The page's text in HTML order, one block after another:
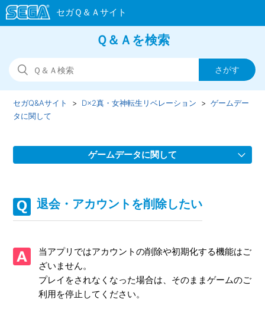
Ｑ＆Ａを検索
セガQ&Aサイト D×2真・女神転生リベレーション
ゲームデー
タに関して
ゲームデータに関して
【重要】データ引き継ぎ設定のお願い
端末が壊れた/誤って初期化してしまったデータを復旧して
ほしい
データ引継ぎ後の元端末のデータについて
退会・アカウントを削除したい
当アプリではアカウントの削除や初期化する機能はご
ざいません。
プレイをされなくなった場合は、そのままゲームのご
利用を停止してください。